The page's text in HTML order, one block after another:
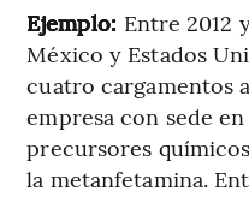
Ejemplo: Entre 2012
México y Estados
cuatro cargamentos
empresa con sede
precursores
la metanfetamina.